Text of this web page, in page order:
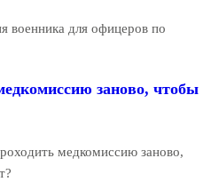
военника для офицеров по
заново, чтобы
медкомиссию заново,